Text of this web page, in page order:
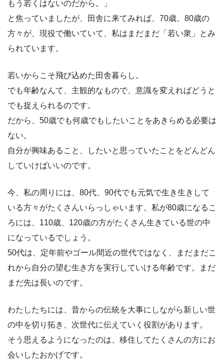
もう若くはないのだから。」
と焦っていましたが、田舎に来てみれば、70歳、80歳の
方々が、現役で働いていて、私はまだまだ「若い衆」とみ
られています。
若いからこそ飛び込めた田舎暮らし。
でも年齢なんて、主観的なもので、意識を変えればどうと
でも捉えられるのです。
だから、50歳でも何歳でもしたいことをあきらめる必要は
ない。
自分が興味あること、したいと思っていたことをどんどん
していけばいいのです。
今、私の周りには、80代、90代でも元気で生き生きして
いる方々がたくさんいらっしゃいます。私が80歳になるこ
ろには、110歳、120歳の方がたくさん生きている世の中
になっているでしょう。
50代は、定年前やゴール間近の世代ではなく、まだまだこ
れから自分の望む生き方を実行していける年齢です。まだ
まだ先は長いのです。
わたしたちには、昔からの伝統を大事にしながら新しい世
の中を切り拓き、次世代に伝えていく役割があります。
そう思えるようになったのは、移住してたくさんの方にお
会いしたおかげです。